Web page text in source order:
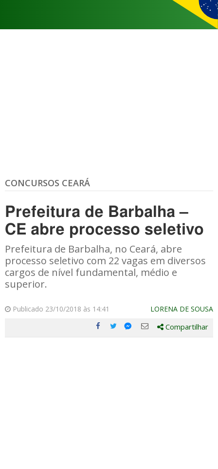
CONCURSOS CEARÁ
Prefeitura de Barbalha –
CE abre processo seletivo
Prefeitura de Barbalha, no Ceará, abre
processo seletivo com 22 vagas em diversos
cargos de nível fundamental, médio e
superior.
Publicado 23/10/2018 às 14:41 LORENA DE SOUSA
Compartilhe
Compartilhe
Compartilhe
Compartilhe
Compartilhar